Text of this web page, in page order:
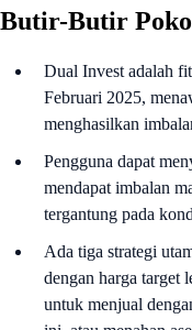
Butir-Butir
Dual Invest adalah
Februari 2025,
menghasilkan
Pengguna dapat
mendapat imbalan
tergantung pada
Ada tiga strategi
dengan harga target
untuk menjual